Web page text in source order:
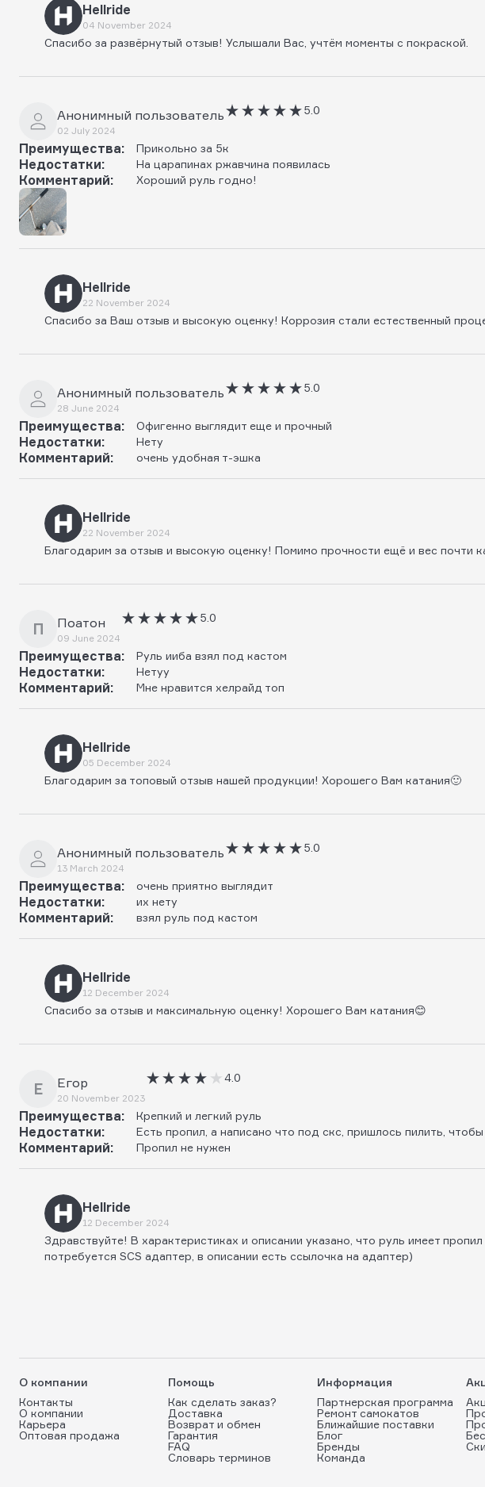
Hellride
04 November 2024
Спасибо за развёрнутый отзыв! Услышали Вас, учтём моменты с покраской.
Анонимный пользователь
02 July 2024
5.0
Преимущества: Прикольно за 5к
Недостатки: На царапинах ржавчина появилась
Комментарий: Хороший руль годно!
Hellride
22 November 2024
Спасибо за Ваш отзыв и высокую оценку! Коррозия стали естественный
Анонимный пользователь
28 June 2024
5.0
Преимущества: Офигенно выглядит еще и прочный
Недостатки: Нету
Комментарий: очень удобная т-эшка
Hellride
22 November 2024
Благодарим за отзыв и высокую оценку! Помимо прочности ещё и вес почти
П Поатон
09 June 2024
5.0
Преимущества: Руль ииба взял под кастом
Недостатки: Нетуу
Комментарий: Мне нравится хелрайд топ
Hellride
05 December 2024
Благодарим за топовый отзыв нашей продукции! Хорошего Вам катания🙂
Анонимный пользователь
13 March 2024
5.0
Преимущества: очень приятно выглядит
Недостатки: их нету
Комментарий: взял руль под кастом
Hellride
12 December 2024
Спасибо за отзыв и максимальную оценку! Хорошего Вам катания😊
Е Егор
20 November 2023
4.0
Преимущества: Крепкий и легкий руль
Недостатки: Есть пропил, а написано что под скс, пришлось пилить,
Комментарий: Пропил не нужен
Hellride
12 December 2024
Здравствуйте! В характеристиках и описании указано, что руль имеет
потребуется SCS адаптер, в описании есть ссылочка на адаптер)
О компании
Контакты
О компании
Карьера
Оптовая продажа
Помощь
Как сделать заказ?
Доставка
Возврат и обмен
Гарантия
FAQ
Словарь терминов
Информация
Партнерская программа
Ремонт самокатов
Ближайшие поставки
Блог
Бренды
Команда